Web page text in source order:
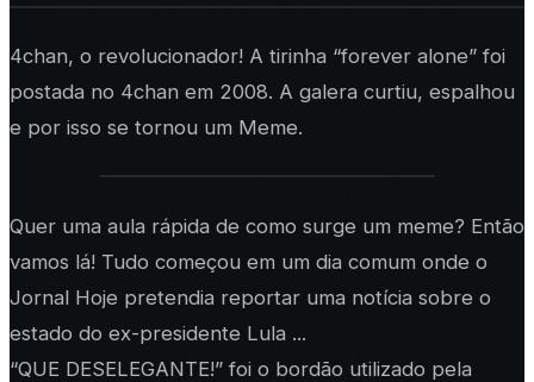
4chan, o revolucionador! A tirinha “forever alone” foi
postada no 4chan em 2008. A galera curtiu, espalhou
e por isso se tornou um Meme.
Quer uma aula rápida de como surge um meme? Então
vamos lá! Tudo começou em um dia comum onde o
Jornal Hoje pretendia reportar uma notícia sobre o
estado do ex-presidente Lula ...
“QUE DESELEGANTE!” foi o bordão utilizado pela